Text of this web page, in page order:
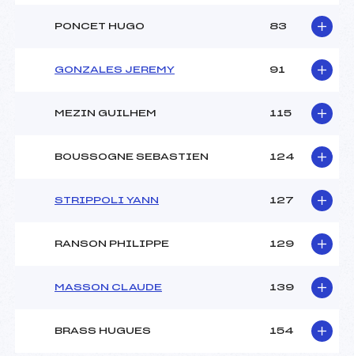
PONCET HUGO 83
GONZALES JEREMY 91
MEZIN GUILHEM 115
BOUSSOGNE SEBASTIEN 124
STRIPPOLI YANN 127
RANSON PHILIPPE 129
MASSON CLAUDE 139
BRASS HUGUES 154